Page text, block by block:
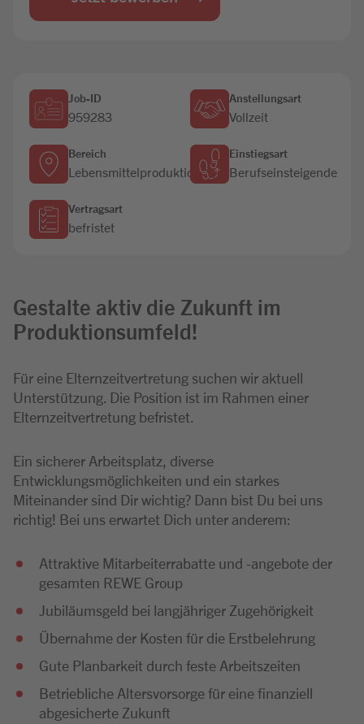
Jobbörse
Job-ID
959283
Anstellungsart
Vollzeit
Bereich
Lebensmittelproduktion
Einstiegsart
Berufseinsteigende
Vertragsart
befristet
Gestalte aktiv die Zukunft im
Produktionsumfeld!
Für eine Elternzeitvertretung suchen wir aktuell
Unterstützung. Die Position ist im Rahmen einer
Elternzeitvertretung befristet.
Ein sicherer Arbeitsplatz, diverse
Entwicklungsmöglichkeiten und ein starkes
Miteinander sind Dir wichtig? Dann bist Du bei uns
richtig! Bei uns erwartet Dich unter anderem:
Attraktive Mitarbeiterrabatte und -angebote der
gesamten REWE Group
Jubiläumsgeld bei langjähriger Zugehörigkeit
Übernahme der Kosten für die Erstbelehrung
Gute Planbarkeit durch feste Arbeitszeiten
Betriebliche Altersvorsorge für eine finanziell
abgesicherte Zukunft